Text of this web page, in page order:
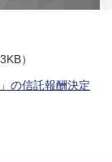
）
の信託報酬決定